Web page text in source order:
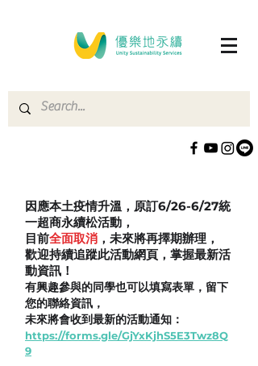
因應本土疫情升溫，原訂6/26-6/27統
一超商永續松活動，
目前全面取消 ，未來將再擇期辦理，
歡迎持續追蹤此活動網頁，掌握最新活
動資訊！
​有興趣參與的同學也可以填寫表單，留下
您的聯絡資訊，
未來將會收到最新的活動通知：
https://forms.gle/GjYxKjhS5E3Twz8Q
9